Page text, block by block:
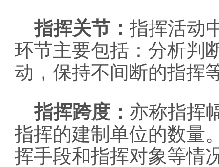
指挥关节： 指挥活动
环节主要包括：分析判
动，保持不间断的指挥
指挥跨度： 亦称指挥
指挥的建制单位的数量
挥手段和指挥对象等情